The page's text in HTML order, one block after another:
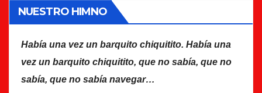
NUESTRO HIMNO
Había una vez un barquito chiquitito. Había una
vez un barquito chiquitito, que no sabía, que no
sabía, que no sabía navegar…